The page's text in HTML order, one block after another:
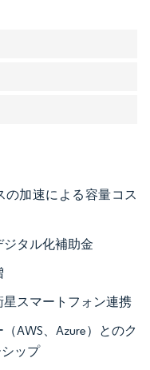
の加速による容量コス
ジタル化補助金
星スマートフォン連携
AWS、Azure）とのク
ップ